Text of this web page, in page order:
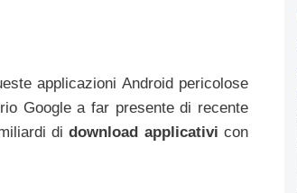
applicazioni Android pericolose
Google a far presente di recente
didownload applicativi con